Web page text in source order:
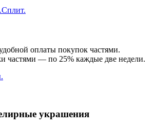
оплаты покупок частями.
частями — по 25% каждые две недели.
украшения